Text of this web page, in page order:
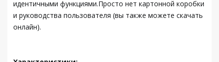
идентичными функциями.Просто нет картонной коробки
и руководства пользователя (вы также можете скачать
онлайн).